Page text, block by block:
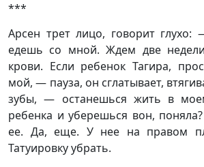
***
Арсен трет лицо, говорит глухо:
едешь со мной. Ждем две
крови. Если ребенок Тагира,
мой, — пауза, он сглатывает,
зубы, — останешься жить в
ребенка и уберешься вон,
ее. Да, еще. У нее на правом
Татуировку убрать.